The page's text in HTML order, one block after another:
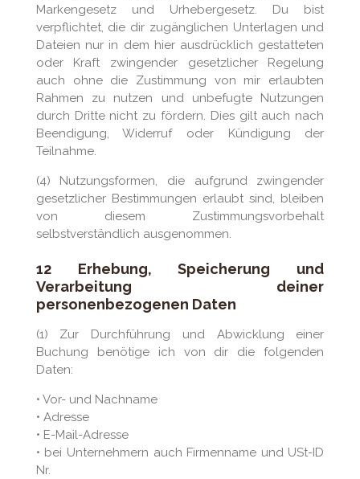
Markengesetz und Urhebergesetz. Du bist
verpflichtet, die dir zugänglichen Unterlagen und
Dateien nur in dem hier ausdrücklich gestatteten
oder Kraft zwingender gesetzlicher Regelung
auch ohne die Zustimmung von mir erlaubten
Rahmen zu nutzen und unbefugte Nutzungen
durch Dritte nicht zu fördern. Dies gilt auch nach
Beendigung, Widerruf oder Kündigung der
Teilnahme.
(4) Nutzungsformen, die aufgrund zwingender
gesetzlicher Bestimmungen erlaubt sind, bleiben
von diesem Zustimmungsvorbehalt
selbstverständlich ausgenommen.
12 Erhebung, Speicherung und
Verarbeitung deiner
personenbezogenen Daten
(1) Zur Durchführung und Abwicklung einer
Buchung benötige ich von dir die folgenden
Daten:
• Vor- und Nachname
• Adresse
• E-Mail-Adresse
• bei Unternehmern auch Firmenname und USt-ID
Nr.